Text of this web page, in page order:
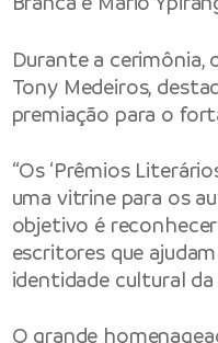
Durante a cerimônia,
Tony Medeiros,
premiação para o
“Os ‘Prêmios
uma vitrine para os
objetivo é
escritores que
identidade cultural da
O grande